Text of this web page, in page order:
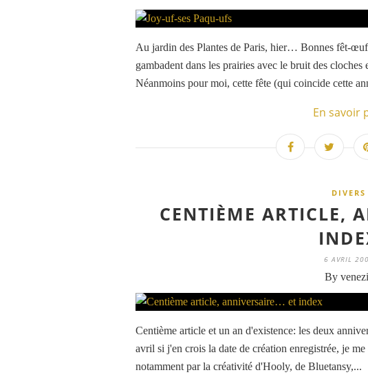
Au jardin des Plantes de Paris, hier… Bonnes fêt-
gambadent dans les prairies avec le bruit des
Néanmoins pour moi, cette fête (qui coincide cette
En savoir
DIVERS
CENTIÈME ARTICLE,
6 AVRIL
By
Centième article et un an d'existence: les deux
avril si j'en crois la date de création enregistrée, je
notamment par la créativité d'Hooly, de Bluetansy,...